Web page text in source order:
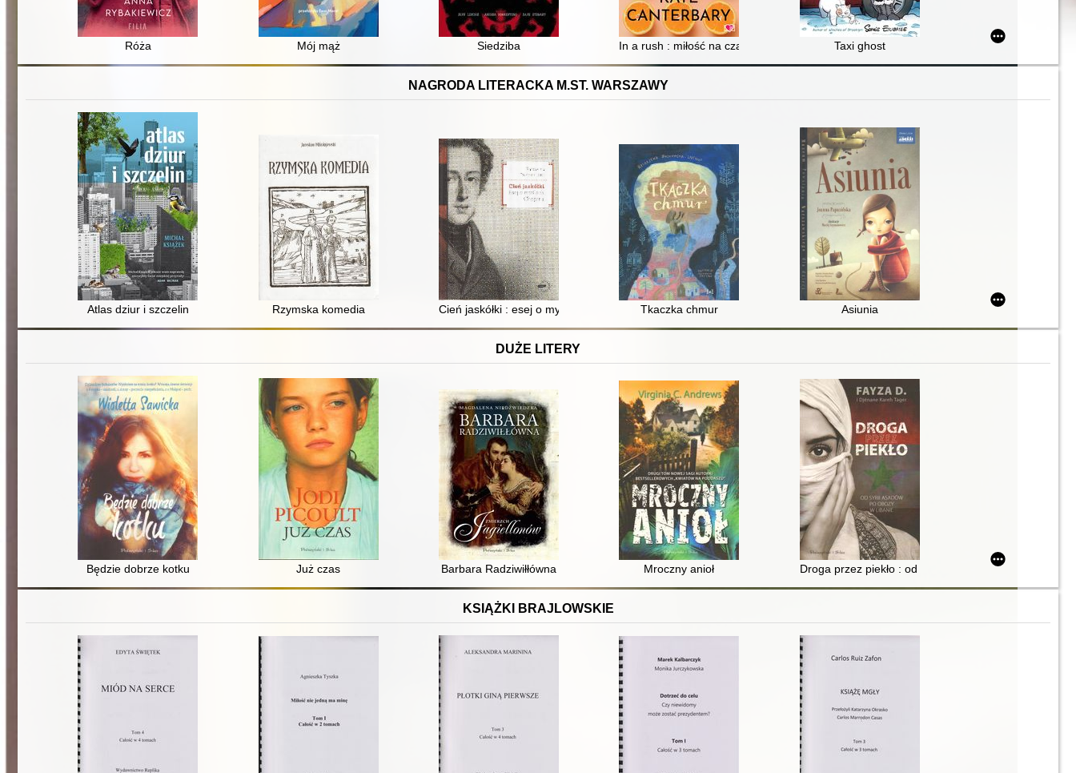
Róża Mój mąż Siedziba In a rush : miłość na czas Taxi ghost
NAGRODA LITERACKA M.ST. WARSZAWY
Atlas dziur i szczelin Rzymska komedia Cień jaskółki : esej o myślach Chopina Tkaczka chmur Asiunia
DUŻE LITERY
Będzie dobrze kotku Już czas Barbara Radziwiłłówna Mroczny anioł Droga przez piekło : od Syrii Asadów po obozy w
KSIĄŻKI BRAJLOWSKIE